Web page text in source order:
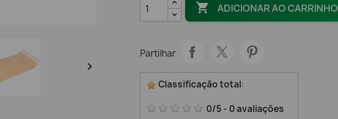

 ADICIONAR AO CARRINHO
Partilhar
Classificação total:
0/5- 0avaliações